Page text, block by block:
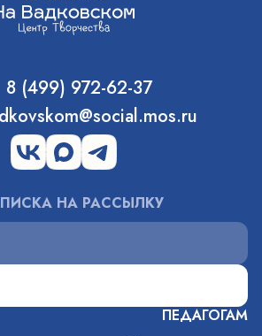
ПЕДАГОГАМ
8 (499) 972-62-37
НА РАССЫЛКУ